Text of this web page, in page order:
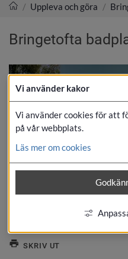
/ Uppleva och göra /
Bringetofta
SKRIV UT
Vi använder kakor
Vi använder cookies för att
på vår webbplats.
Läs mer om cookies